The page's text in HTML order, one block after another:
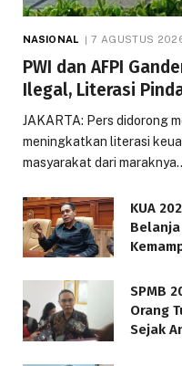
NASIONAL 7 AGUSTUS
PWI dan AFPI
Ilegal, Literasi
JAKARTA: Pers didorong
meningkatkan literasi
masyarakat dari
KUA
SPMB
Orang
Sejak